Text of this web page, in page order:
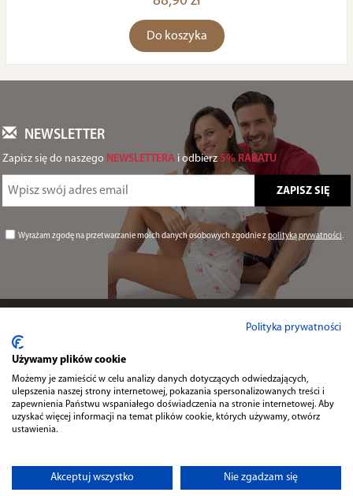
Do koszyka
NEWSLETTER
Zapisz się do naszego NEWSLETTERA i odbierz 5% RABATU
Wyrażam zgodę na przetwarzanie moich danych osobowych zgodnie zpolityką prywatności.
Przydatne
Kontakt
Polityka prywatności
Używamy plików cookie
Możemy je zamieścić w celu analizy danych dotyczących odwiedzających,
ulepszenia naszej strony internetowej, pokazania spersonalizowanych treści i
zapewnienia Państwu wspaniałego doświadczenia na stronie internetowej. Aby
uzyskać więcej informacji na temat plików cookie, których używamy, otwórz
ustawienia.
Akceptuj wszystko Nie zgadzam się